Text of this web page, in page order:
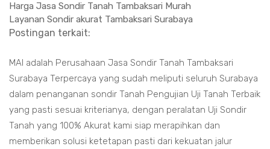
Harga Jasa Sondir Tanah Tambaksari Murah
Layanan Sondir akurat Tambaksari Surabaya
Postingan terkait:
MAI adalah Perusahaan Jasa Sondir Tanah Tambaksari
Surabaya Terpercaya yang sudah meliputi seluruh Surabaya
dalam penanganan sondir Tanah Pengujian Uji Tanah Terbaik
yang pasti sesuai kriterianya, dengan peralatan Uji Sondir
Tanah yang 100% Akurat kami siap merapihkan dan
memberikan solusi ketetapan pasti dari kekuatan jalur